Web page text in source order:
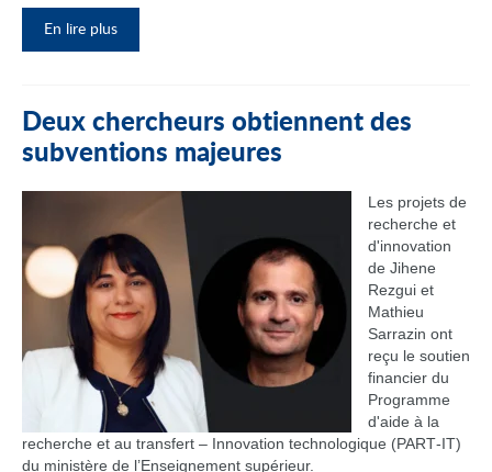
En lire plus
Deux chercheurs obtiennent des
subventions majeures
Les projets de
recherche et
d'innovation
de Jihene
Rezgui et
Mathieu
Sarrazin ont
reçu le soutien
financier du
Programme
d'aide à la
recherche et au transfert – Innovation technologique (PART‑IT)
du ministère de l’Enseignement supérieur.